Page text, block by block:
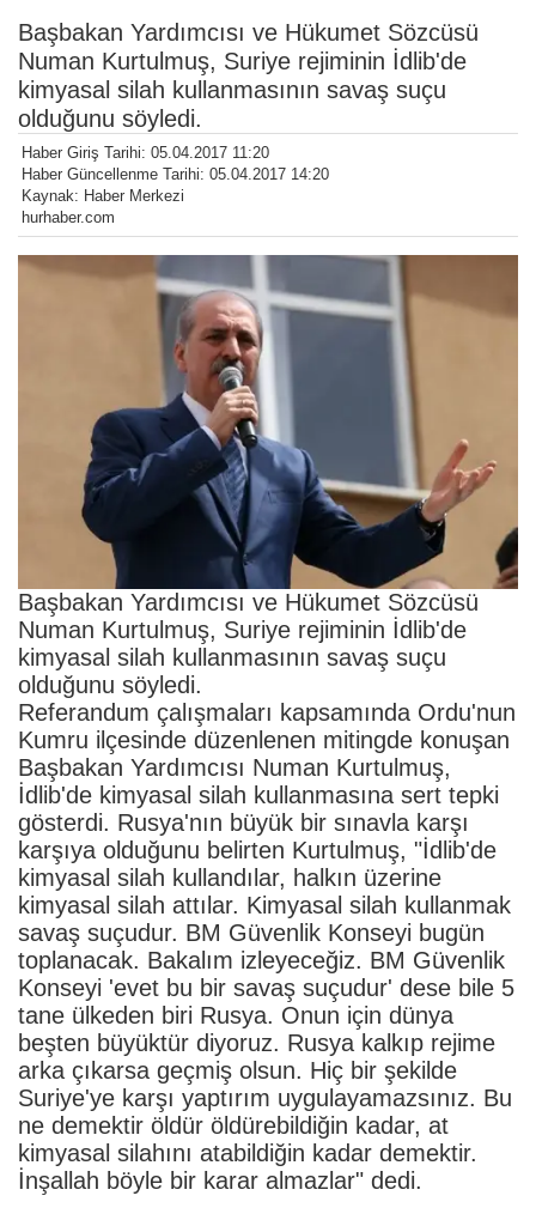
Başbakan Yardımcısı ve Hükumet Sözcüsü
Numan Kurtulmuş, Suriye rejiminin İdlib'de
kimyasal silah kullanmasının savaş suçu
olduğunu söyledi.
Haber Giriş Tarihi: 05.04.2017 11:20
Haber Güncellenme Tarihi: 05.04.2017 14:20
Kaynak: Haber Merkezi
hurhaber.com
Başbakan Yardımcısı ve Hükumet Sözcüsü
Numan Kurtulmuş, Suriye rejiminin İdlib'de
kimyasal silah kullanmasının savaş suçu
olduğunu söyledi.
Referandum çalışmaları kapsamında Ordu'nun
Kumru ilçesinde düzenlenen mitingde konuşan
Başbakan Yardımcısı Numan Kurtulmuş,
İdlib'de kimyasal silah kullanmasına sert tepki
gösterdi. Rusya'nın büyük bir sınavla karşı
karşıya olduğunu belirten Kurtulmuş, "İdlib'de
kimyasal silah kullandılar, halkın üzerine
kimyasal silah attılar. Kimyasal silah kullanmak
savaş suçudur. BM Güvenlik Konseyi bugün
toplanacak. Bakalım izleyeceğiz. BM Güvenlik
Konseyi 'evet bu bir savaş suçudur' dese bile 5
tane ülkeden biri Rusya. Onun için dünya
beşten büyüktür diyoruz. Rusya kalkıp rejime
arka çıkarsa geçmiş olsun. Hiç bir şekilde
Suriye'ye karşı yaptırım uygulayamazsınız. Bu
ne demektir öldür öldürebildiğin kadar, at
kimyasal silahını atabildiğin kadar demektir.
İnşallah böyle bir karar almazlar" dedi.